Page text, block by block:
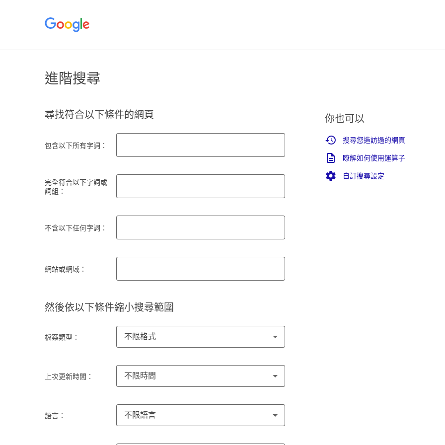
進階搜尋
尋找符合以下條件的網頁
包含以下所有字詞：
完全符合以下字詞或
詞組：
不含以下任何字詞：
網站或網域：
然後依以下條件縮小搜尋範圍
檔案類型： 不限格式
上次更新時間： 不限時間
語言： 不限語言
你也可以
搜尋您造訪過的網頁
瞭解如何使用運算子
自訂搜尋設定